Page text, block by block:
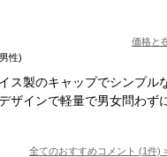
価格と
性)
ス製のキャップでシンプル
ザインで軽量で男女問わず
全てのおすすめコメント (1件)